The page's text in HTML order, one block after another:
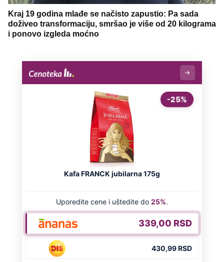
Kraj 19 godina mlađe se načisto zapustio: Pa sada
doživeo transformaciju, smršao je više od 20 kilograma
i ponovo izgleda moćno